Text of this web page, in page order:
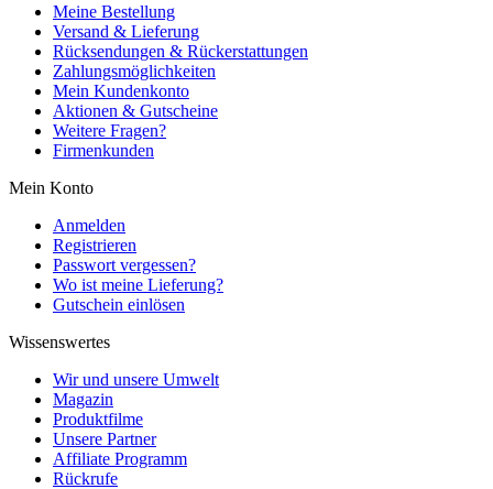
Meine Bestellung
Versand & Lieferung
Rücksendungen & Rückerstattungen
Zahlungsmöglichkeiten
Mein Kundenkonto
Aktionen & Gutscheine
Weitere Fragen?
Firmenkunden
Mein Konto
Anmelden
Registrieren
Passwort vergessen?
Wo ist meine Lieferung?
Gutschein einlösen
Wissenswertes
Wir und unsere Umwelt
Magazin
Produktfilme
Unsere Partner
Affiliate Programm
Rückrufe